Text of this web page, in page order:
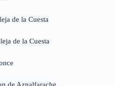
de la Cuesta
de la Cuesta